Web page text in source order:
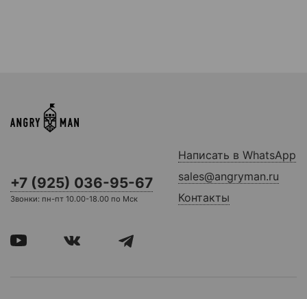
+7 (925) 036-95-67
Звонки: пн-пт 10.00-18.00 по Мск
Написать в WhatsApp
sales@angryman.ru
Контакты